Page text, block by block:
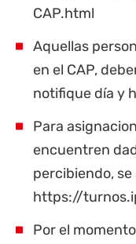
CAP.html
Aquellas
en el CAP,
notifique día y
Para
encuentren
percibiendo,
https://
Por el